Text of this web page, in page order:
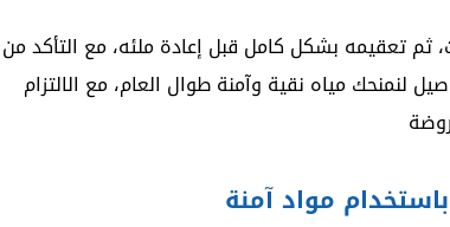
ثم تعقيمه بشكل كامل قبل إعادة ملئه، مع التأكد من
لنمنحك مياه نقية وآمنة طوال العام، مع الالتزام
مواد آمنة